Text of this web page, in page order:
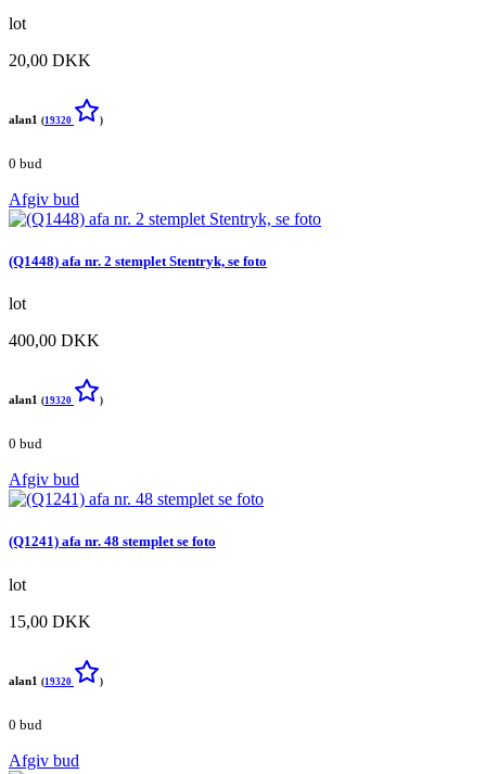
lot
20,00 DKK
alan1 (19320 )
0 bud
Afgiv bud
(Q1448) afa nr. 2 stemplet Stentryk, se foto
lot
400,00 DKK
alan1 (19320 )
0 bud
Afgiv bud
(Q1241) afa nr. 48 stemplet se foto
lot
15,00 DKK
alan1 (19320 )
0 bud
Afgiv bud